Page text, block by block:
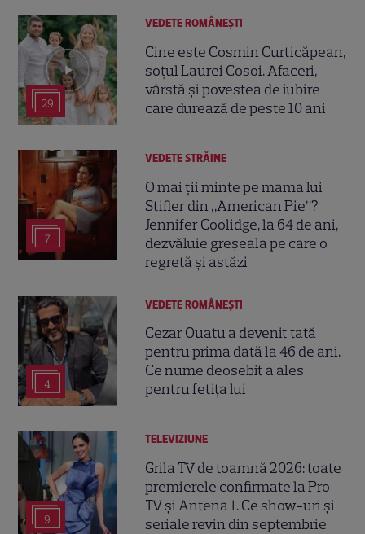
29
VEDETE ROMÂNEŞTI
Cine este Cosmin Curticăpean,
soțul Laurei Cosoi. Afaceri,
vârstă și povestea de iubire
care durează de peste 10 ani
7
VEDETE STRĂINE
O mai ții minte pe mama lui
Stifler din „American Pie”?
Jennifer Coolidge, la 64 de ani,
dezvăluie greșeala pe care o
regretă și astăzi
4
VEDETE ROMÂNEŞTI
Cezar Ouatu a devenit tată
pentru prima dată la 46 de ani.
Ce nume deosebit a ales
pentru fetița lui
9
TELEVIZIUNE
Grila TV de toamnă 2026: toate
premierele confirmate la Pro
TV și Antena 1. Ce show-uri și
seriale revin din septembrie